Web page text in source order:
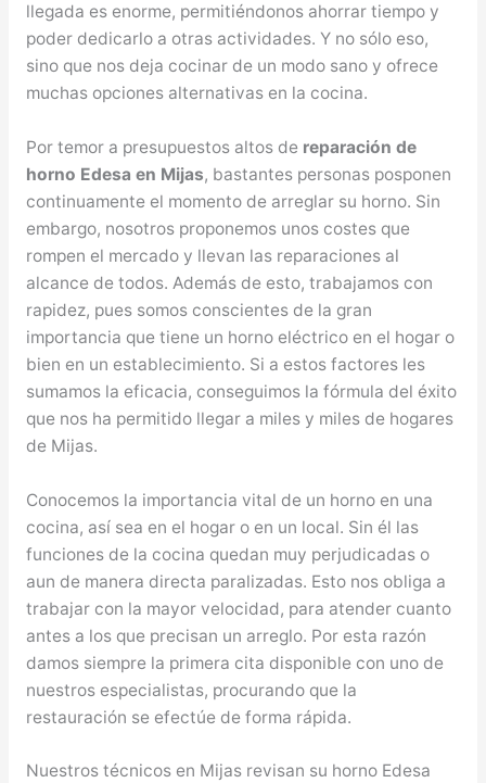
llegada es enorme, permitiéndonos ahorrar tiempo y
poder dedicarlo a otras actividades. Y no sólo eso,
sino que nos deja cocinar de un modo sano y ofrece
muchas opciones alternativas en la cocina.
Por temor a presupuestos altos de reparación de
horno Edesa en Mijas, bastantes personas posponen
continuamente el momento de arreglar su horno. Sin
embargo, nosotros proponemos unos costes que
rompen el mercado y llevan las reparaciones al
alcance de todos. Además de esto, trabajamos con
rapidez, pues somos conscientes de la gran
importancia que tiene un horno eléctrico en el hogar o
bien en un establecimiento. Si a estos factores les
sumamos la eficacia, conseguimos la fórmula del éxito
que nos ha permitido llegar a miles y miles de hogares
de Mijas.
Conocemos la importancia vital de un horno en una
cocina, así sea en el hogar o en un local. Sin él las
funciones de la cocina quedan muy perjudicadas o
aun de manera directa paralizadas. Esto nos obliga a
trabajar con la mayor velocidad, para atender cuanto
antes a los que precisan un arreglo. Por esta razón
damos siempre la primera cita disponible con uno de
nuestros especialistas, procurando que la
restauración se efectúe de forma rápida.
Nuestros técnicos en Mijas revisan su horno Edesa